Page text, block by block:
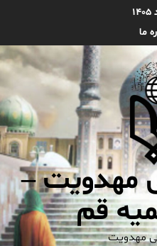
ما
مهدویت –
قم
مهدویت